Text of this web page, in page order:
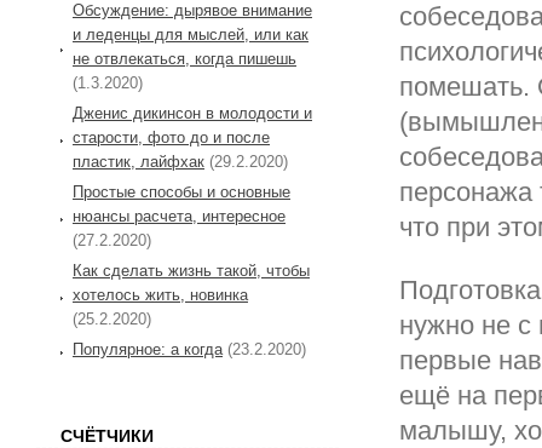
помешать.
персонажа
что при
нужно не с
первые
ещё на
малышу,
Обсуждение: дырявое внимание
и леденцы для мыслей, или как
не отвлекаться, когда пишешь
(1.3.2020)
Дженис дикинсон в молодости и
старости, фото до и после
пластик, лайфхак (29.2.2020)
Простые способы и основные
нюансы расчета, интересное
(27.2.2020)
Как сделать жизнь такой, чтобы
хотелось жить, новинка
(25.2.2020)
Популярное: а когда(23.2.2020)
СЧЁТЧИКИ